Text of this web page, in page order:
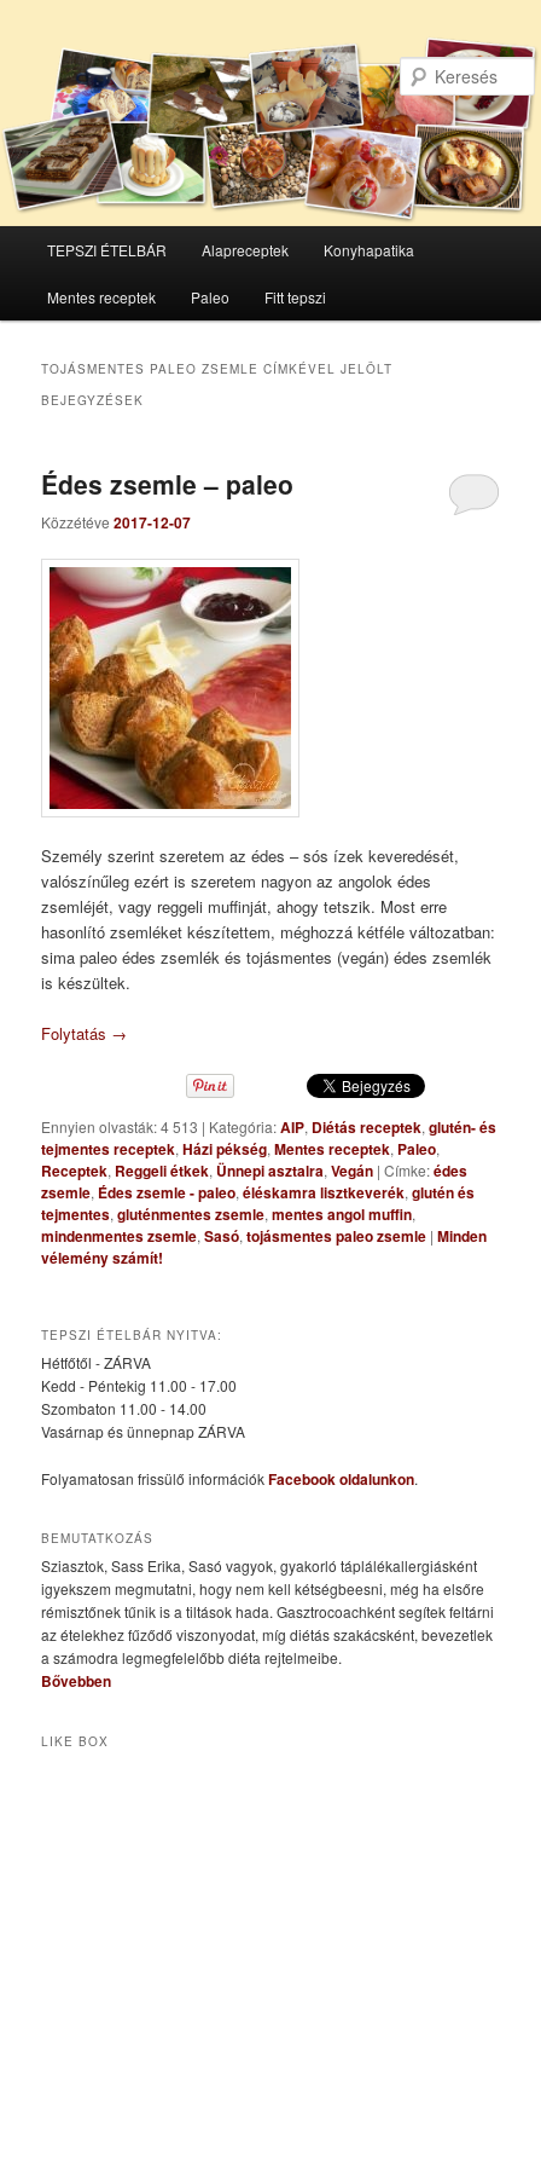
Tovább
az
elsődleges
tartalomra
Tovább
a
másodlagos
tartalomra
TEPSZI ÉTELBÁR Alapreceptek Konyhapatika
Mentes receptek Paleo Fitt tepszi
TOJÁSMENTES PALEO ZSEMLE CÍMKÉVEL JELÖLT
BEJEGYZÉSEK
Édes zsemle – paleo
Közzétéve2017-12-07
Személy szerint szeretem az édes – sós ízek keveredését,
valószínűleg ezért is szeretem nagyon az angolok édes
zsemléjét, vagy reggeli muffinját, ahogy tetszik. Most erre
hasonlító zsemléket készítettem, méghozzá kétféle változatban:
sima paleo édes zsemlék és tojásmentes (vegán) édes zsemlék
is készültek.
Folytatás →
Ennyien olvasták: 4 513 | Kategória:AIP, Diétás receptek,glutén- és
tejmentes receptek,Házi pékség,Mentes receptek, Paleo,
Receptek, Reggeli étkek, Ünnepi asztalra,Vegán |Címke:édes
zsemle, Édes zsemle - paleo,éléskamra lisztkeverék,glutén és
tejmentes,gluténmentes zsemle,mentes angol muffin,
mindenmentes zsemle,Sasó,tojásmentes paleo zsemle |Minden
vélemény számít!
TEPSZI ÉTELBÁR NYITVA:
Hétfőtől - ZÁRVA
Kedd - Péntekig 11.00 - 17.00
Szombaton 11.00 - 14.00
Vasárnap és ünnepnap ZÁRVA
Folyamatosan frissülő információkFacebook oldalunkon.
BEMUTATKOZÁS
Sziasztok, Sass Erika, Sasó vagyok, gyakorló táplálékallergiásként
igyekszem megmutatni, hogy nem kell kétségbeesni, még ha elsőre
rémisztőnek tűnik is a tiltások hada. Gasztrocoachként segítek feltárni
az ételekhez fűződő viszonyodat, míg diétás szakácsként, bevezetlek
a számodra legmegfelelőbb diéta rejtelmeibe.
Bővebben
LIKE BOX